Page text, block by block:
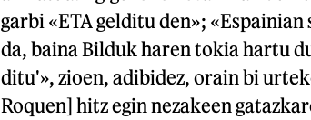
garbi «ETA gelditu den»;
da, baina Bilduk haren tokia hartu
ditu'», zioen, adibidez, orain bi
Roquen] hitz egin nezakeen